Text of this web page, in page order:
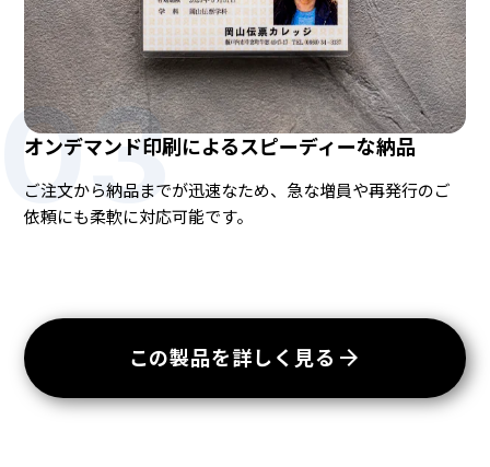
オンデマンド印刷によるスピーディーな納品
ご注文から納品までが迅速なため、急な増員や再発行のご
依頼にも柔軟に対応可能です。
この製品を詳しく見る arrow_forward